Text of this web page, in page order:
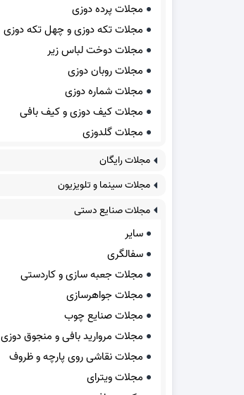
مجلات پرده دوزی
مجلات تکه دوزی و چهل تکه دوزی
مجلات دوخت لباس زیر
مجلات روبان دوزی
مجلات شماره دوزی
مجلات کیف دوزی و کیف بافی
مجلات گلدوزی
مجلات رایگان
مجلات سینما و تلویزیون
مجلات صنایع دستی
سایر
سفالگری
مجلات جعبه سازی و کاردستی
مجلات جواهرسازی
مجلات صنایع چوب
مجلات مروارید بافی و منجوق دوزی
مجلات نقاشی روی پارچه و ظروف
مجلات ویترای